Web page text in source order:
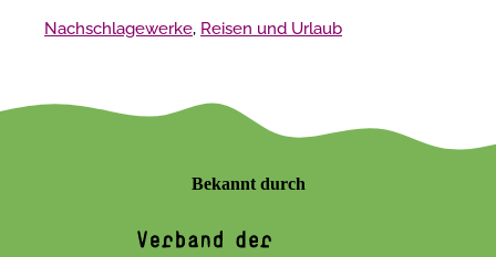
Nachschlagewerke, Reisen und Urlaub
Bekannt durch